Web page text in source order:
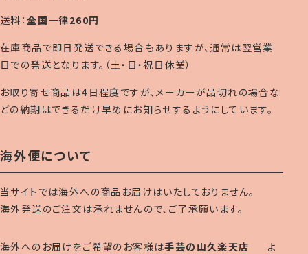
送料：全国一律260円
在庫商品で即日発送できる場合もありますが、通常は翌営業
日での発送となります。（土・日・祝日休業）
お取り寄せ商品は4日程度ですが、メーカーが品切れの場合な
どの納期はできるだけ早めにお知らせするようにしています。
海外便について
当サイトでは海外への商品お届けはいたしておりません。
海外発送のご注文は承れませんので、ご了承願います。
海外へのお届けをご希望のお客様は手芸の山久楽天店 よ